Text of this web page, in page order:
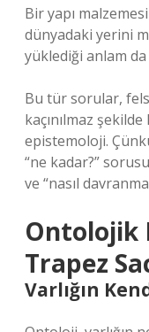
Bir yapı
dünyadaki yerini
yüklediği anlam da
Bu tür sorular,
kaçınılmaz
epistemoloji.
“ne kadar?”
ve “nasıl
Ontolojik
Trapez
Varlığın